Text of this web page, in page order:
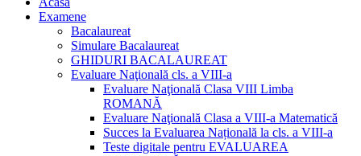
Examene
Bacalaureat
Simulare Bacalaureat
GHIDURI BACALAUREAT
Evaluare Naţională cls. a VIII-a
Evaluare Naţională Clasa VIII Limba
ROMANĂ
Evaluare Naţională Clasa a VIII-a Matematică
Succes la Evaluarea Națională la cls. a VIII-a
Teste digitale pentru EVALUAREA